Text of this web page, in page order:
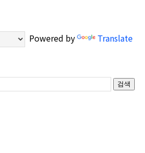
Powered by Translate